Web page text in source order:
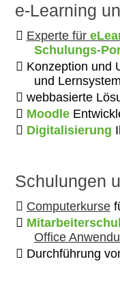
e-Learning
Experte für
Schulungs-
Konzeption und
und
webbasierte
Moodle
Digitalisierung
Schulungen
Computerkurse
Office
Durchführung